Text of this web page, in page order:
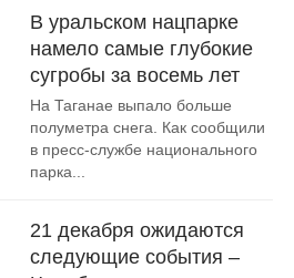
В уральском нацпарке
намело самые глубокие
сугробы за восемь лет
На Таганае выпало больше
полуметра снега. Как сообщили
в пресс-службе национального
парка...
21 декабря ожидаются
следующие события –